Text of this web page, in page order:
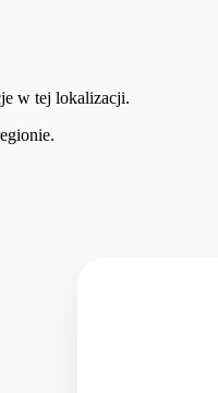
w tej lokalizacji.